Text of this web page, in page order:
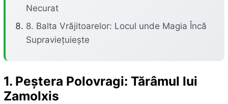
Necurat
8. Balta Vrăjitoarelor: Locul unde Magia Încă
Supraviețuiește
1. Peștera Polovragi: Tărâmul lui
Zamolxis